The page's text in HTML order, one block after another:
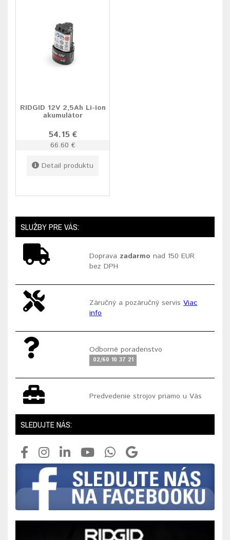
RIDGID 12V 2,5Ah Li-ion
akumulátor
54.15 €
66.60 €
Detail produktu
SLUŽBY PRE VÁS:
Doprava zadarmo nad 150 EUR
bez DPH
Záručný a pozáručný servisViac
info
Odborné poradenstvo
02/60 10 37 21
Predvedenie strojov priamo u Vás
SLEDUJTE NÁS: